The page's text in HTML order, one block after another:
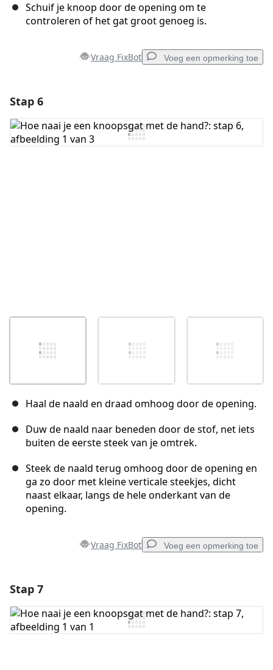
Schuif je knoop door de opening om te
controleren of het gat groot genoeg is.
Vraag FixBot Voeg een opmerking toe
Voeg opmerking toe
Stap 6
Haal de naald en draad omhoog door de opening.
Duw de naald naar beneden door de stof, net iets
buiten de eerste steek van je omtrek.
Steek de naald terug omhoog door de opening en
ga zo door met kleine verticale steekjes, dicht
naast elkaar, langs de hele onderkant van de
opening.
Vraag FixBot Voeg een opmerking toe
Voeg opmerking toe
Stap 7